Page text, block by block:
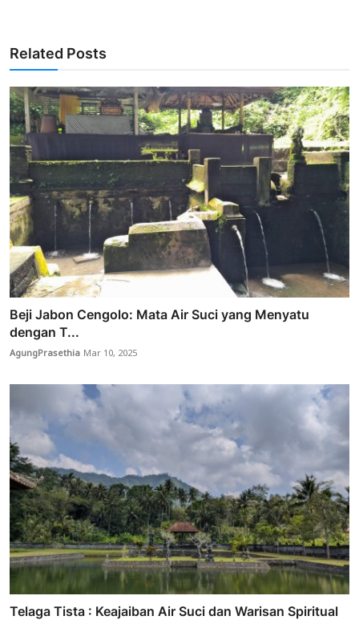
Related Posts
Beji Jabon Cengolo: Mata Air Suci yang Menyatu
dengan T...
AgungPrasethia Mar 10, 2025
Telaga Tista : Keajaiban Air Suci dan Warisan Spiritual